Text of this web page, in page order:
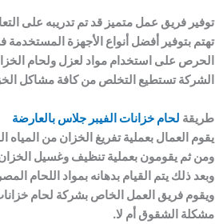
توفير فريق عمل متميز قد تم تدريبه على
تهتم بتوفير أفضل أنواع الأجهزة المستخدمة
الحرص على استخدام مواد لعزل ولحام
الشركة تستطيع التخلص من كافة مشاكل
طريقة لحام خزانات الفيبر جلاس بالعارضة
يقوم العمال بعملية تفريغ الخزان من المياه
ومن ثم يقومون بعملية تنظيف وغسيل
وبعد ذلك يتم القيام بدهانه بمواد اللحام
ويقوم فريق العمل الخاص بشركة لحام
مشكلة الشقوق أم لا.